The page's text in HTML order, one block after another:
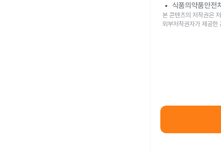
식품의약품안전
본 콘텐츠의 저작권은
외부저작권자가 제공한